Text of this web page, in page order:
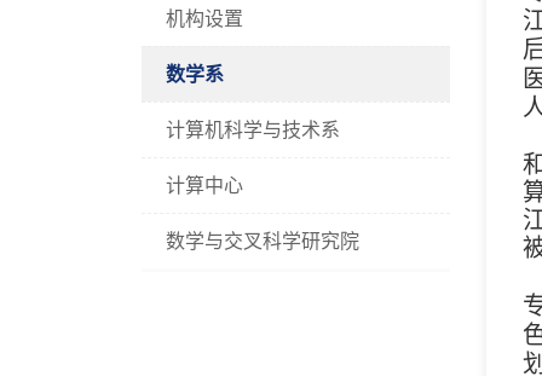
机构设置
数学系
计算机科学与技术系
计算中心
数学与交叉科学研究院